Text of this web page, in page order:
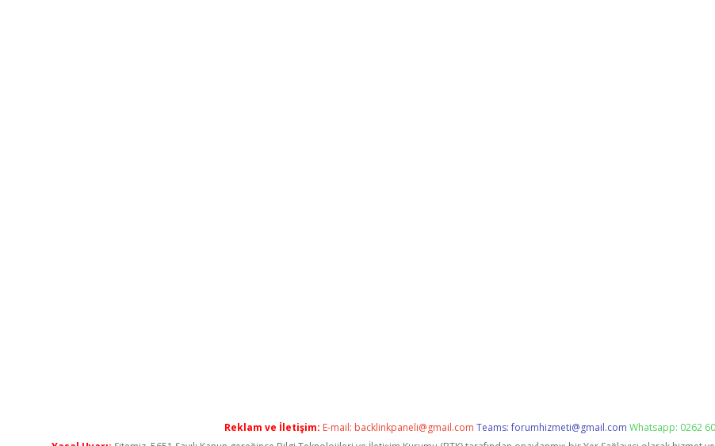
Reklam ve İletişim: E-mail: backlinkpaneli@gmail.com Teams:forumhizmeti@gmail.com Whatsapp: 0262